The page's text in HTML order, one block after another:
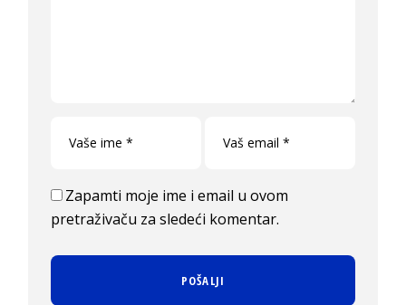
Zapamti moje ime i email u ovom
pretraživaču za sledeći komentar.